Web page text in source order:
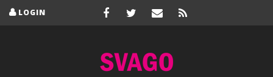
LOGIN